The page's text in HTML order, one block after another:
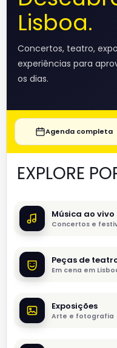
Lisboa.
Concertos, teatro,
experiências para
os dias.
Agenda completa
EXPLORE
Música ao vivo
Concertos e
Peças de
Em cena em
Exposições
Arte e fotografia